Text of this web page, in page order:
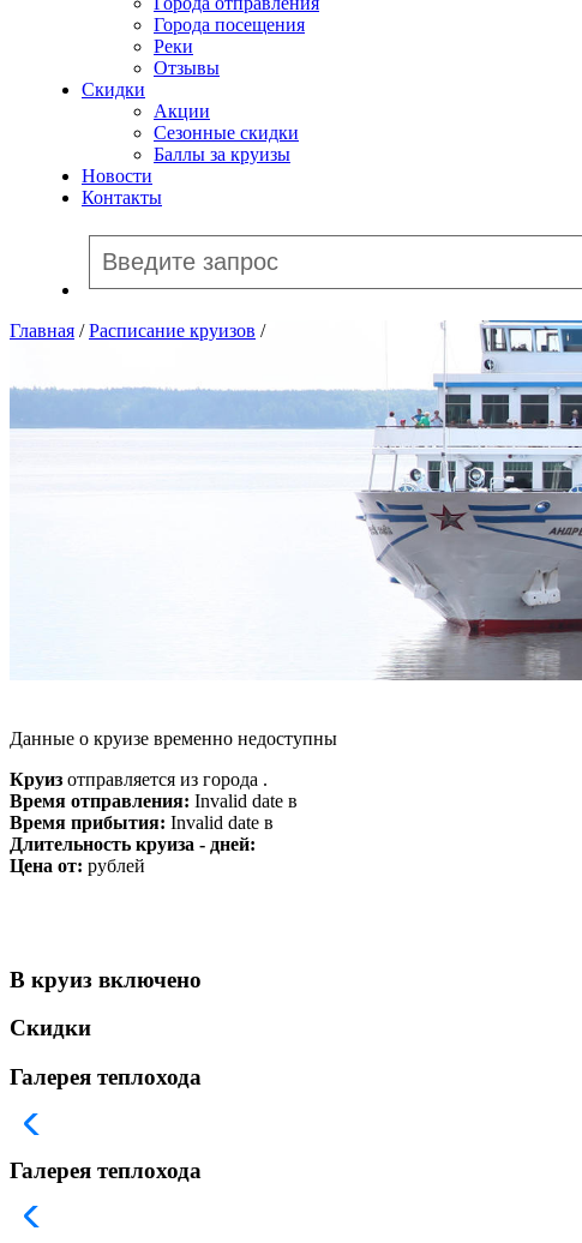
Города посещения
Реки
Отзывы
Скидки
Акции
Сезонные скидки
Баллы за круизы
Новости
Контакты
Главная /Расписание круизов /
Данные о круизе временно недоступны
Круиз отправляется из города .
Время отправления: Invalid date в
Время прибытия: Invalid date в
Длительность круиза - дней:
Цена от: рублей
В круиз включено
Скидки
Галерея теплохода
Галерея теплохода